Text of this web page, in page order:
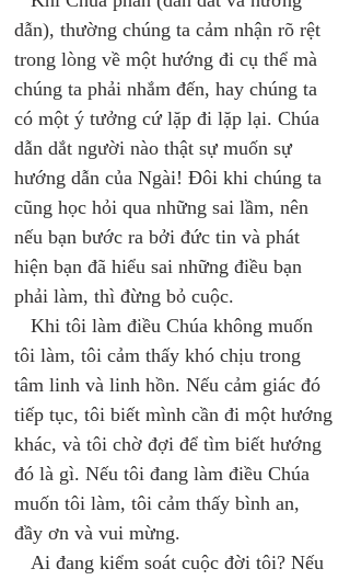
dẫn), thường chúng ta cảm nhận rõ rệt
trong lòng về một hướng đi cụ thể mà
chúng ta phải nhắm đến, hay chúng ta
có một ý tưởng cứ lặp đi lặp lại. Chúa
dẫn dắt người nào thật sự muốn sự
hướng dẫn của Ngài! Đôi khi chúng ta
cũng học hỏi qua những sai lầm, nên
nếu bạn bước ra bởi đức tin và phát
hiện bạn đã hiểu sai những điều bạn
phải làm, thì đừng bỏ cuộc.
Khi tôi làm điều Chúa không muốn
tôi làm, tôi cảm thấy khó chịu trong
tâm linh và linh hồn. Nếu cảm giác đó
tiếp tục, tôi biết mình cần đi một hướng
khác, và tôi chờ đợi để tìm biết hướng
đó là gì. Nếu tôi đang làm điều Chúa
muốn tôi làm, tôi cảm thấy bình an,
đầy ơn và vui mừng.
Ai đang kiểm soát cuộc đời tôi? Nếu